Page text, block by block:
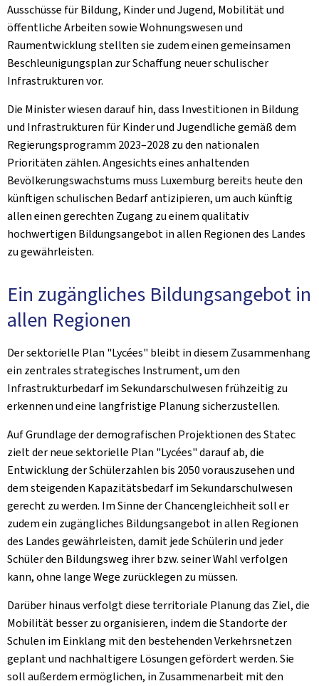
Ausschüsse für Bildung, Kinder und Jugend, Mobilität und
öffentliche Arbeiten sowie Wohnungswesen und
Raumentwicklung stellten sie zudem einen gemeinsamen
Beschleunigungsplan zur Schaffung neuer schulischer
Infrastrukturen vor.
Die Minister wiesen darauf hin, dass Investitionen in Bildung
und Infrastrukturen für Kinder und Jugendliche gemäß dem
Regierungsprogramm 2023–2028 zu den nationalen
Prioritäten zählen. Angesichts eines anhaltenden
Bevölkerungswachstums muss Luxemburg bereits heute den
künftigen schulischen Bedarf antizipieren, um auch künftig
allen einen gerechten Zugang zu einem qualitativ
hochwertigen Bildungsangebot in allen Regionen des Landes
zu gewährleisten.
Ein zugängliches Bildungsangebot in
allen Regionen
Der sektorielle Plan "Lycées" bleibt in diesem Zusammenhang
ein zentrales strategisches Instrument, um den
Infrastrukturbedarf im Sekundarschulwesen frühzeitig zu
erkennen und eine langfristige Planung sicherzustellen.
Auf Grundlage der demografischen Projektionen des Statec
zielt der neue sektorielle Plan "Lycées" darauf ab, die
Entwicklung der Schülerzahlen bis 2050 vorauszusehen und
dem steigenden Kapazitätsbedarf im Sekundarschulwesen
gerecht zu werden. Im Sinne der Chancengleichheit soll er
zudem ein zugängliches Bildungsangebot in allen Regionen
des Landes gewährleisten, damit jede Schülerin und jeder
Schüler den Bildungsweg ihrer bzw. seiner Wahl verfolgen
kann, ohne lange Wege zurücklegen zu müssen.
Darüber hinaus verfolgt diese territoriale Planung das Ziel, die
Mobilität besser zu organisieren, indem die Standorte der
Schulen im Einklang mit den bestehenden Verkehrsnetzen
geplant und nachhaltigere Lösungen gefördert werden. Sie
soll außerdem ermöglichen, in Zusammenarbeit mit den